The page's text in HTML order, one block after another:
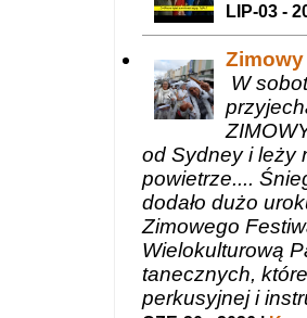
LIP-03 -
W
od Sydney i leży
powietrze....
dodało dużo
Zimowego
Wielokulturową
tanecznych,
perkusyjnej i